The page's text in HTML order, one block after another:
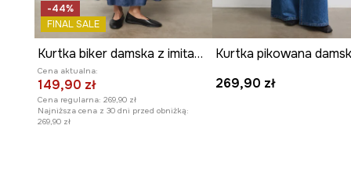
-44%
FINAL SALE
Kurtka biker damska z imitacji zamszu
Cena aktualna:
149,90 zł
Cena regularna: 269,90 zł
Najniższa cena z 30 dni przed obniżką:
269,90 zł
Kurtka pikowana
269,90 zł